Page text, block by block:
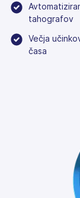
tahografov
Večja
časa